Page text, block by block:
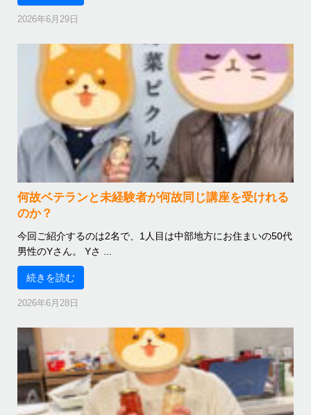
2026年6月29日
何故ベテランと未経験者が何故同じ講座を受けれる
のか？
今回ご紹介するのは2名で、1人目は中部地方にお住まいの50代
男性のYさん。 Yさ ...
続きを読む
2026年6月28日